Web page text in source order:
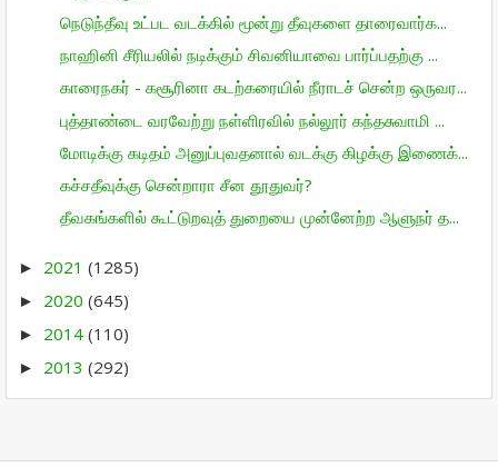
நெடுந்தீவு உட்பட வடக்கில் மூன்று தீவுகளை தாரைவார்க...
நாஹினி சீரியலில் நடிக்கும் சிவனியாவை பார்ப்பதற்கு ...
காரைநகர் - கசூரினா கடற்கரையில் நீராடச் சென்ற ஒருவர...
புத்தாண்டை வரவேற்று நள்ளிரவில் நல்லூர் கந்தசுவாமி ...
மோடிக்கு கடிதம் அனுப்புவதனால் வடக்கு கிழக்கு இணைக்...
கச்சதீவுக்கு சென்றாரா சீன தூதுவர்?
தீவகங்களில் கூட்டுறவுத் துறையை முன்னேற்ற ஆளுநர் த...
► 2021 (1285)
► 2020 (645)
► 2014 (110)
► 2013 (292)